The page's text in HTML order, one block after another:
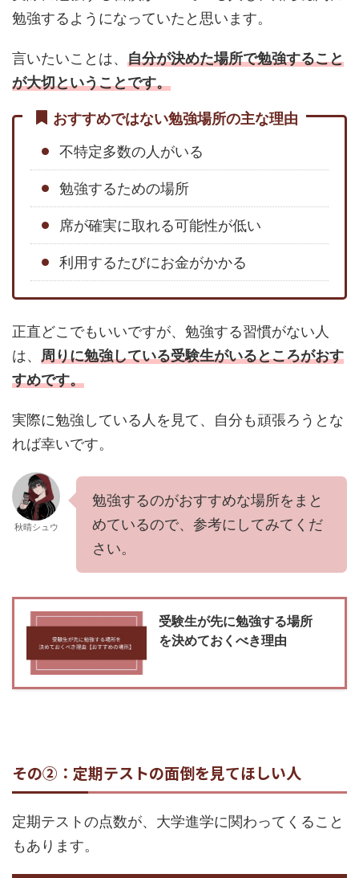
勉強するようになっていたと思います。
言いたいことは、 自分が決めた場所で勉強すること
が大切ということです。
おすすめではない勉強場所の主な理由
不特定多数の人がいる
勉強するための場所
席が確実に取れる可能性が低い
利用するたびにお金がかかる
正直どこでもいいですが、勉強する習慣がない人
は、 周りに勉強している受験生がいるところがおす
すめです。
実際に勉強している人を見て、自分も頑張ろうとな
れば幸いです。
秋晴シュウ
勉強するのがおすすめな場所をまと
めているので、参考にしてみてくだ
さい。
受験生が先に勉強する場所
を決めておくべき理由
その②：定期テストの面倒を見てほしい人
定期テストの点数が、大学進学に関わってくること
もあります。